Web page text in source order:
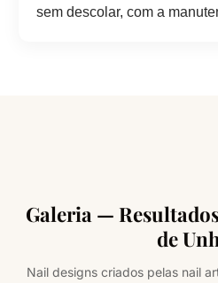
sem descolar, com a
Galeria —
de
Nail designs criados pelas nail